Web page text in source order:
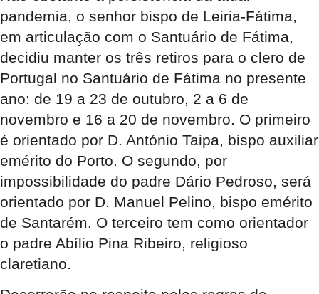
pandemia, o senhor bispo de Leiria-Fátima,
em articulação com o Santuário de Fátima,
decidiu manter os três retiros para o clero de
Portugal no Santuário de Fátima no presente
ano: de 19 a 23 de outubro, 2 a 6 de
novembro e 16 a 20 de novembro. O primeiro
é orientado por D. António Taipa, bispo auxiliar
emérito do Porto. O segundo, por
impossibilidade do padre Dário Pedroso, será
orientado por D. Manuel Pelino, bispo emérito
de Santarém. O terceiro tem como orientador
o padre Abílio Pina Ribeiro, religioso
claretiano.